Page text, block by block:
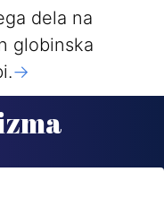
dela na
globinska
->